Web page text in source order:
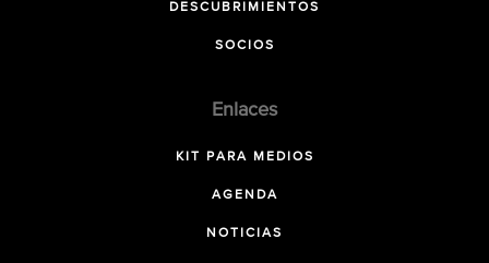
DESCUBRIMIENTOS
SOCIOS
Enlaces
KIT PARA MEDIOS
AGENDA
NOTICIAS